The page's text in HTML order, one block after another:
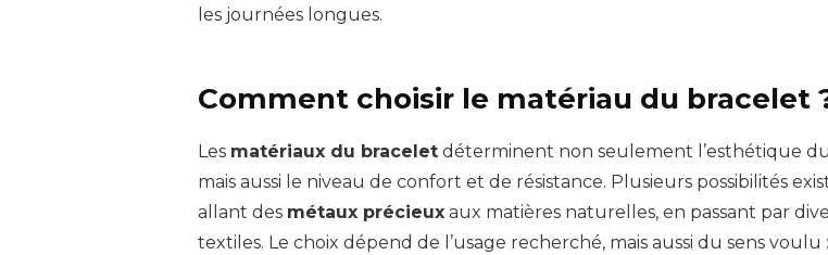
les journées longues.
Comment choisir le matériau du bracelet
Les matériaux du braceletdéterminent non seulement l’esthétique
mais aussi le niveau de confort et de résistance. Plusieurs possibilités
allant des métaux précieuxaux matières naturelles, en passant par
textiles. Le choix dépend de l’usage recherché, mais aussi du sens voulu